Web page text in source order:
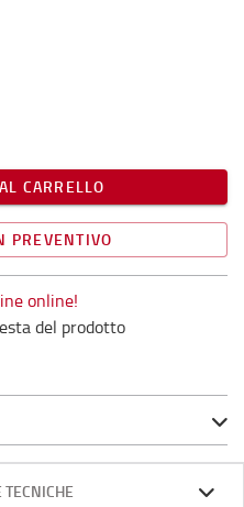
CARRELLO
PREVENTIVO
online!
del prodotto
TECNICHE